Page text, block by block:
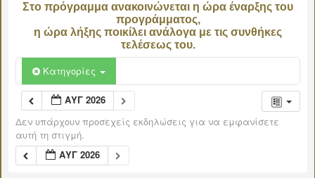
Στο πρόγραμμα ανακοινώνεται η ώρα έναρξης του
προγράμματος,
η ώρα λήξης ποικίλει ανάλογα με τις συνθήκες
τελέσεως του.
Κατηγορίες
ΑΥΓ 2026
Δεν υπάρχουν προσεχείς εκδηλώσεις για να εμφανίσετε
αυτή τη στιγμή.
ΑΥΓ 2026